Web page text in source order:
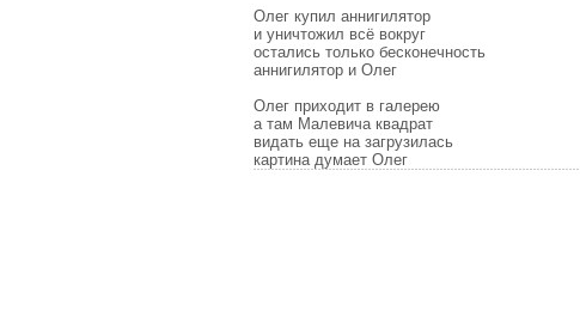
Олег купил аннигилятор
и уничтожил всё вокруг
остались только бесконечность
аннигилятор и Олег
Олег приходит в галерею
а там Малевича квадрат
видать еще на загрузилась
картина думает Олег